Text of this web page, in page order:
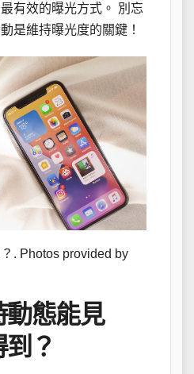
有效的曝光方式。 別忘
是維持曝光度的關鍵！
. Photos provided by
動態能見
？